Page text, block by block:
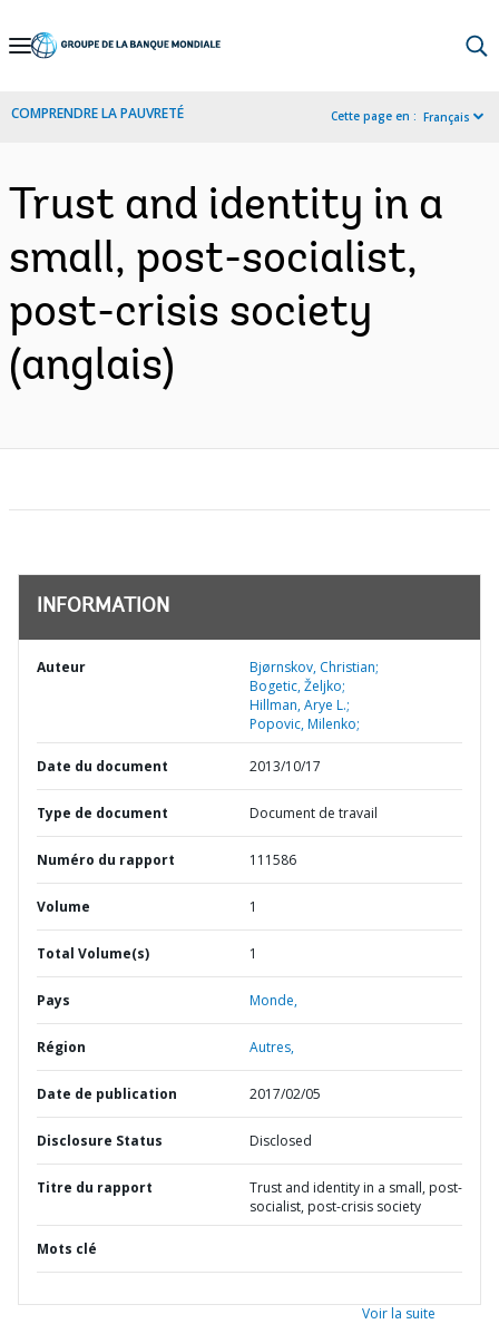
Skip
Navigation
COMPRENDRE LA PAUVRETÉ Cette page en : Français
Trust and identity in a
small, post-socialist,
post-crisis society
(anglais)
INFORMATION
Auteur
Bjørnskov, Christian;
Bogetic, Željko;
Hillman, Arye L.;
Popovic, Milenko;
Date du document 2013/10/17
Type de document Document de travail
Numéro du rapport 111586
Volume 1
Total Volume(s) 1
Pays Monde,
Région Autres,
Date de publication 2017/02/05
Disclosure Status Disclosed
Titre du rapport
Trust and identity in a small, post-
socialist, post-crisis society
Mots clé
Voir la suite